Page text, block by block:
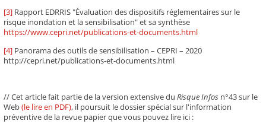
[3] Rapport EDRRIS "Évaluation des dispositifs réglementaires sur le
risque inondation et la sensibilisation" et sa synthèse
https://www.cepri.net/publications-et-documents.html
[4] Panorama des outils de sensibilisation – CEPRI – 2020
http://cepri.net/publications-et-documents.html
// Cet article fait partie de la version extensive du Risque Infos n°43 sur le
Web(le lire en PDF), il poursuit le dossier spécial sur l'information
préventive de la revue papier que vous pouvez lire ici :